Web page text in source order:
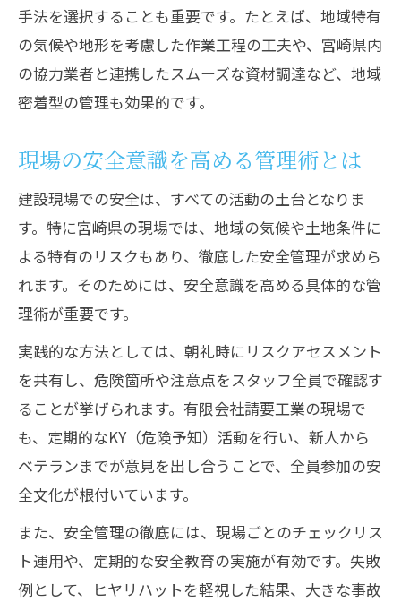
手法を選択することも重要です。たとえば、地域特有
の気候や地形を考慮した作業工程の工夫や、宮崎県内
の協力業者と連携したスムーズな資材調達など、地域
密着型の管理も効果的です。
現場の安全意識を高める管理術とは
建設現場での安全は、すべての活動の土台となりま
す。特に宮崎県の現場では、地域の気候や土地条件に
よる特有のリスクもあり、徹底した安全管理が求めら
れます。そのためには、安全意識を高める具体的な管
理術が重要です。
実践的な方法としては、朝礼時にリスクアセスメント
を共有し、危険箇所や注意点をスタッフ全員で確認す
ることが挙げられます。有限会社請要工業の現場で
も、定期的なKY（危険予知）活動を行い、新人から
ベテランまでが意見を出し合うことで、全員参加の安
全文化が根付いています。
また、安全管理の徹底には、現場ごとのチェックリス
ト運用や、定期的な安全教育の実施が有効です。失敗
例として、ヒヤリハットを軽視した結果、大きな事故